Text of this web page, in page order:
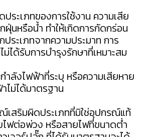
ระเภทของการใช้งาน ความเสีย
นหรือน้ำ ทำให้เกิดการกัดกร่อน
ระเภทจากความประมาท การ
ได้รับการบำรุงรักษาที่เหมาะสม
ำลังไฟฟ้าที่ระบุ หรือความเสียหาย
ไม่ได้มาตรฐาน
สริมผิดประเภทที่มิใช่อุปกรณ์แท้
ไฟต่อพ่วง หรือสายไฟที่ขนาดต่ำ